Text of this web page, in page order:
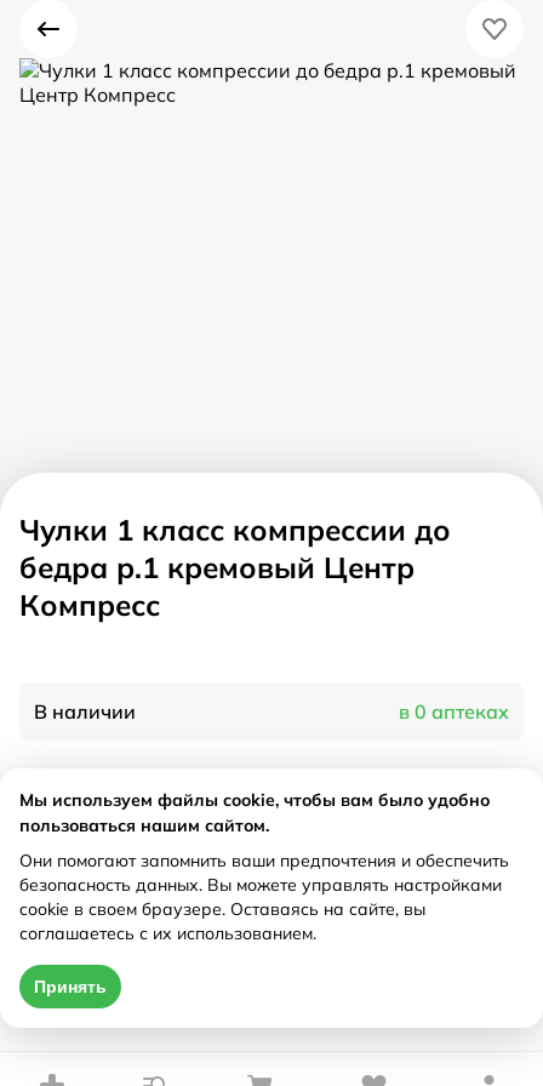
Чулки 1 класс компрессии до
бедра р.1 кремовый Центр
Компресс
В наличии в 0 аптеках
Характеристики
Рецепт
Не требуется
Мы используем файлы cookie, чтобы вам было удобно
пользоваться нашим сайтом.
Они помогают запомнить ваши предпочтения и обеспечить
безопасность данных. Вы можете управлять настройками
cookie в своем браузере. Оставаясь на сайте, вы
соглашаетесь с их использованием.
Принять